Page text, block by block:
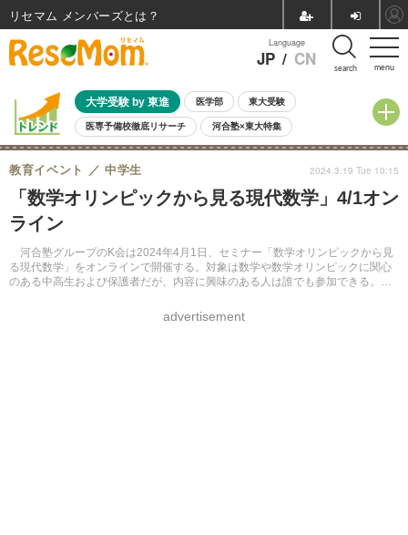
menu
Language
JP / CN search
大学受験 by 東進 医学部 東大受験
医専予備校徹底リサーチ 河合塾×東大特集
親子で考える大学選び 高校受験 中学受験 小学校受験
共通テスト 夏休み
8月開催イベント・WS 全国公立高校 過去問 人気記事
自由研究教材（小学生向け）
「数学オリンピックから見る現代数学」4/1オン
ライン
河合塾グループのK会は2024年4月1日、セミナー「数学オリンピックから見
る現代数学」をオンラインで開催する。対象は数学や数学オリンピックに関心
のある中高生および保護者だが、内容に興味のある人は誰でも参加できる。受
教育イベント 中学生
advertisement
2024.3.19 Tue 10:15
リセマム メンバーズ